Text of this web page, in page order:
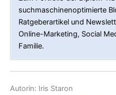
suchmaschinenoptimierte
Ratgeberartikel und
Online-Marketing, Social
Familie.
Autorin: Iris Staron